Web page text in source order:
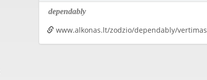
dependably
www.alkonas.lt/zodzio/dependably/vertimas